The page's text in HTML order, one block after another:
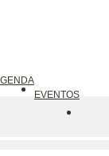
AGENDA